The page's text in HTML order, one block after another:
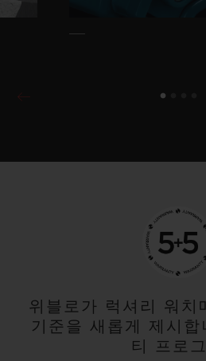
위블로가 럭셔리 워치
기준을 새롭게 제시
티 프로